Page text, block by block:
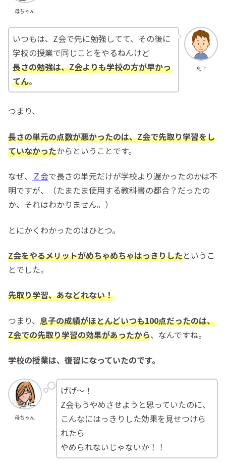
母ちゃん
息子
いつもは、Z会で先に勉強してて、その後に
学校の授業で同じことをやるねんけど
長さの勉強は、Z会よりも学校の方が早かっ
てん。
つまり、
長さの単元の点数が悪かったのは、Z会で先取り学習をし
ていなかったからということです。
なぜ、 Ｚ会で長さの単元だけが学校より遅かったのかは不
明ですが、（たまたま使用する教科書の都合？だったの
か、それはわかりません。）
とにかくわかったのはひとつ。
Z会をやるメリットがめちゃめちゃはっきりしたというこ
とでした。
先取り学習、あなどれない！
つまり、 息子の成績がほとんどいつも100点だったのは、
Z会での先取り学習の効果があったから、なんですね。
学校の授業は、復習になっていたのです。
母ちゃん
げげ〜！
Z会もうやめさせようと思っていたのに、
こんなにはっきりした効果を見せつけら
れたら
やめられないじゃないか！！